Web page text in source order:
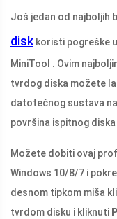
Još jedan od najboljih
disk koristi pogreške
MiniTool . Ovim
tvrdog diska možete
datotečnog sustava
površina ispitnog
Možete dobiti ovaj
Windows 10/8/7 i
desnom tipkom miša
tvrdom disku i kliknuti